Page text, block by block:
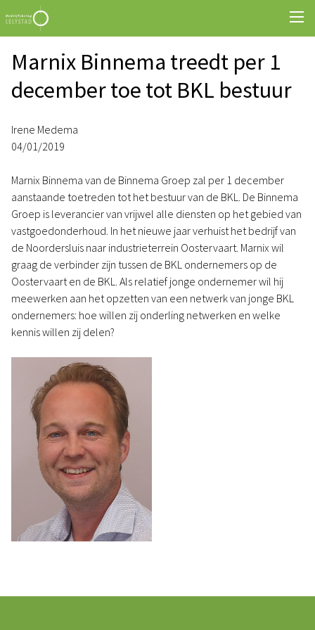
Marnix Binnema treedt per 1
december toe tot BKL bestuur
Irene Medema
04/01/2019
Marnix Binnema van de Binnema Groep zal per 1 december
aanstaande toetreden tot het bestuur van de BKL. De Binnema
Groep is leverancier van vrijwel alle diensten op het gebied van
vastgoedonderhoud. In het nieuwe jaar verhuist het bedrijf van
de Noordersluis naar industrieterrein Oostervaart. Marnix wil
graag de verbinder zijn tussen de BKL ondernemers op de
Oostervaart en de BKL. Als relatief jonge ondernemer wil hij
meewerken aan het opzetten van een netwerk van jonge BKL
ondernemers: hoe willen zij onderling netwerken en welke
kennis willen zij delen?